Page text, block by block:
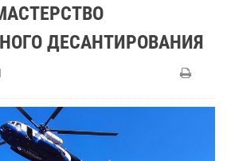
ДЕСАНТИРОВАНИЯ